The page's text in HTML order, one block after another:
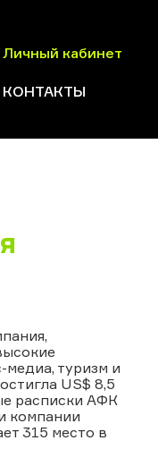
Личный кабинет
КОНТАКТЫ
медиа, туризм и
US$ 8,5
расписки АФК
компании
315 место в